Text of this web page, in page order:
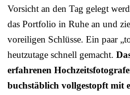
Vorsicht an den Tag gelegt
das Portfolio in Ruhe an und
voreiligen Schlüsse. Ein paar
heutzutage schnell gemacht.
erfahrenen
buchstäblich vollgestopft mit